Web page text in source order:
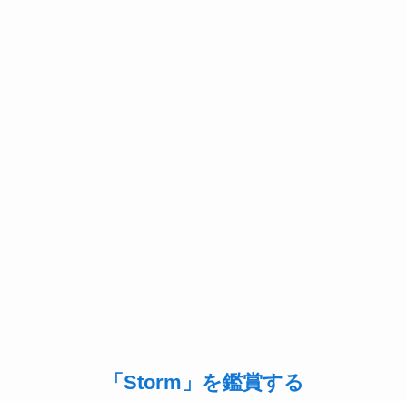
「Storm」を鑑賞する